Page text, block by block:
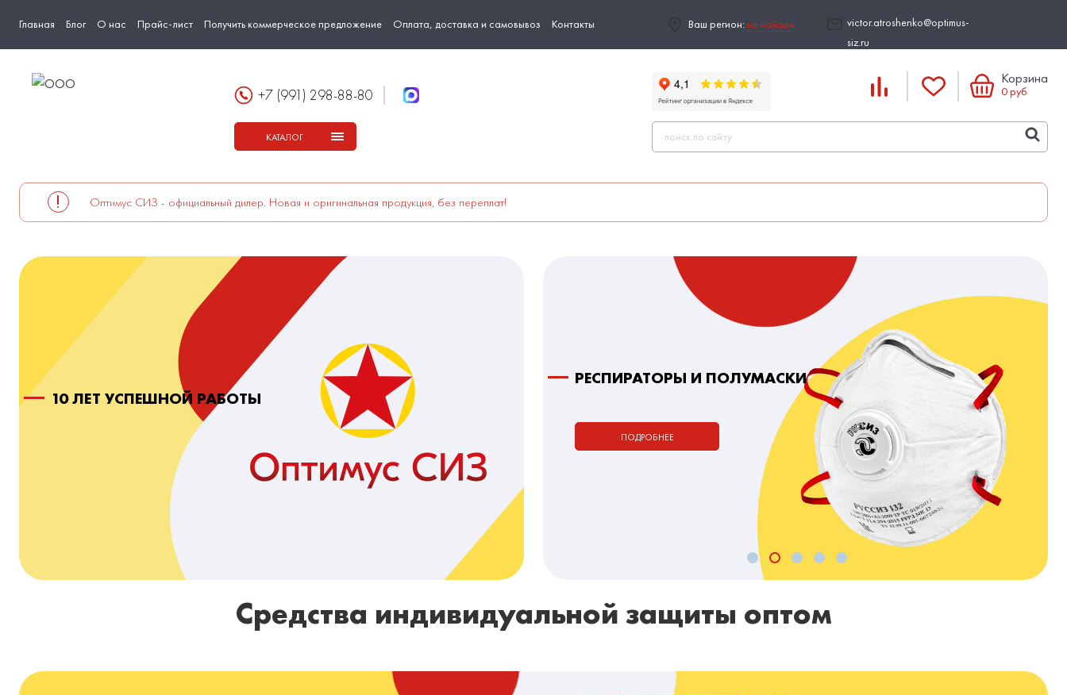
Главная Блог О нас Прайс-лист Получить коммерческое предложение Оплата, доставка и самовывоз Контакты Ваш регион: не найден
victor.atroshenko@optimus-
siz.ru
+7 (991) 298-88-80
КАТАЛОГ
Корзина
0руб
Оптимус СИЗ - официальный дилер. Новая и оригинальная продукция, без переплат!
10 ЛЕТ УСПЕШНОЙ РАБОТЫ
РЕСПИРАТОРЫ И ПОЛУМАСКИ
ПОДРОБНЕЕ
Средства индивидуальной защиты оптом